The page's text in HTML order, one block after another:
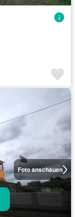
Foto anschauen